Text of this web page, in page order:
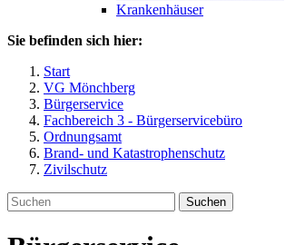
Krankenhäuser
Sie befinden sich hier:
Start
VG Mönchberg
Bürgerservice
Fachbereich 3 - Bürgerservicebüro
Ordnungsamt
Brand- und Katastrophenschutz
Zivilschutz
Suchen